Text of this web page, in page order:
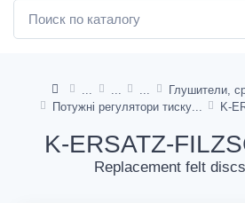
Потужні регулятори тиску
K-
K-ERSATZ-
Replacement felt